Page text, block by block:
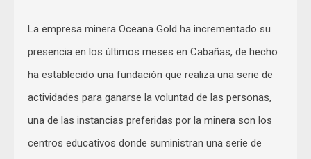
La empresa minera Oceana Gold ha incrementado su
presencia en los últimos meses en Cabañas, de hecho
ha establecido una fundación que realiza una serie de
actividades para ganarse la voluntad de las personas,
una de las instancias preferidas por la minera son los
centros educativos donde suministran una serie de